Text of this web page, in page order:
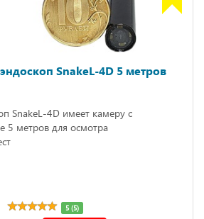
SnakeL-4D 5 метров
SnakeL-4D имеет камеру с
5 метров для осмотра
5 (5)